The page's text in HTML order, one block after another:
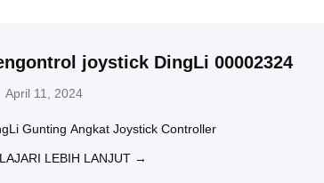
joystick DingLi 00002324
April 11, 2024
Gunting Angkat Joystick Controller
LEBIH LANJUT →